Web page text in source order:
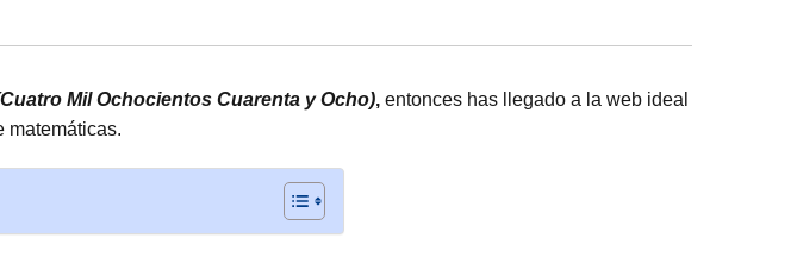
Mil Ochocientos Cuarenta y Ocho), entonces has llegado a la web ideal
matemáticas.